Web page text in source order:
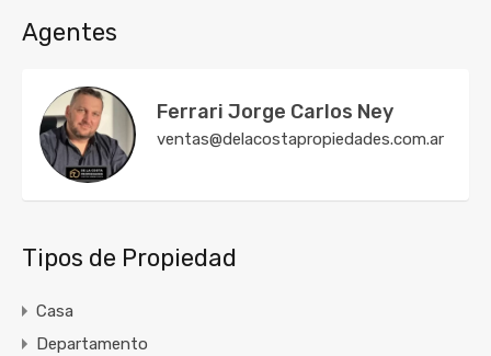
Agentes
Ferrari Jorge Carlos Ney
ventas@delacostapropiedades.com.ar
Tipos de Propiedad
Casa
Departamento